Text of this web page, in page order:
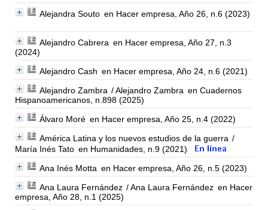
Alejandra Souto en Hacer empresa, Año 26, n.6 (2023)
Alejandro Cabrera en Hacer empresa, Año 27, n.3
(2024)
Alejandro Cash en Hacer empresa, Año 24, n.6 (2021)
Alejandro Zambra / Alejandro Zambra en Cuadernos
Hispanoamericanos, n.898 (2025)
Álvaro Moré en Hacer empresa, Año 25, n.4 (2022)
América Latina y los nuevos estudios de la guerra /
María Inés Tato en Humanidades, n.9 (2021)
Ana Inés Motta en Hacer empresa, Año 26, n.5 (2023)
Ana Laura Fernández / Ana Laura Fernández en Hacer
empresa, Año 28, n.1 (2025)